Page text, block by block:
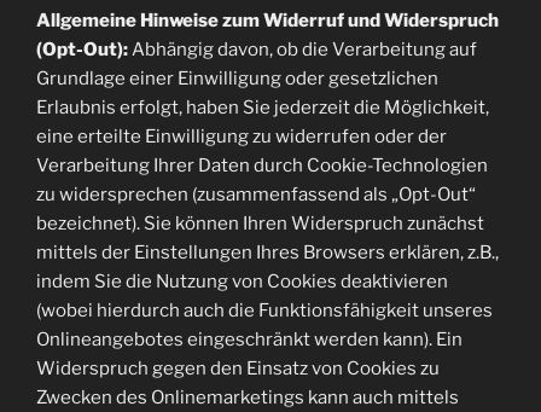
Allgemeine Hinweise zum Widerruf und Widerspruch
(Opt-Out): Abhängig davon, ob die Verarbeitung auf
Grundlage einer Einwilligung oder gesetzlichen
Erlaubnis erfolgt, haben Sie jederzeit die Möglichkeit,
eine erteilte Einwilligung zu widerrufen oder der
Verarbeitung Ihrer Daten durch Cookie-Technologien
zu widersprechen (zusammenfassend als „Opt-Out“
bezeichnet). Sie können Ihren Widerspruch zunächst
mittels der Einstellungen Ihres Browsers erklären, z.B.,
indem Sie die Nutzung von Cookies deaktivieren
(wobei hierdurch auch die Funktionsfähigkeit unseres
Onlineangebotes eingeschränkt werden kann). Ein
Widerspruch gegen den Einsatz von Cookies zu
Zwecken des Onlinemarketings kann auch mittels